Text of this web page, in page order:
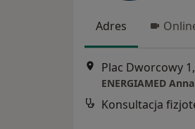
Adres
Plac Dworcowy
ENERGIAMED
Konsultacja